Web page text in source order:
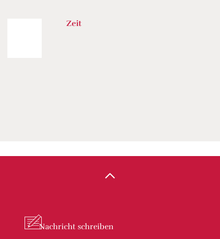
Zeit
Nachricht schreiben